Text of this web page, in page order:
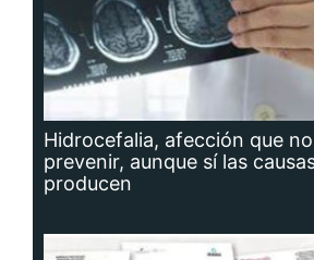
Hidrocefalia, afección que
prevenir, aunque sí las
producen